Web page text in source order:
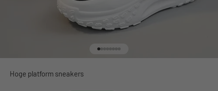
Hoge platform sneakers